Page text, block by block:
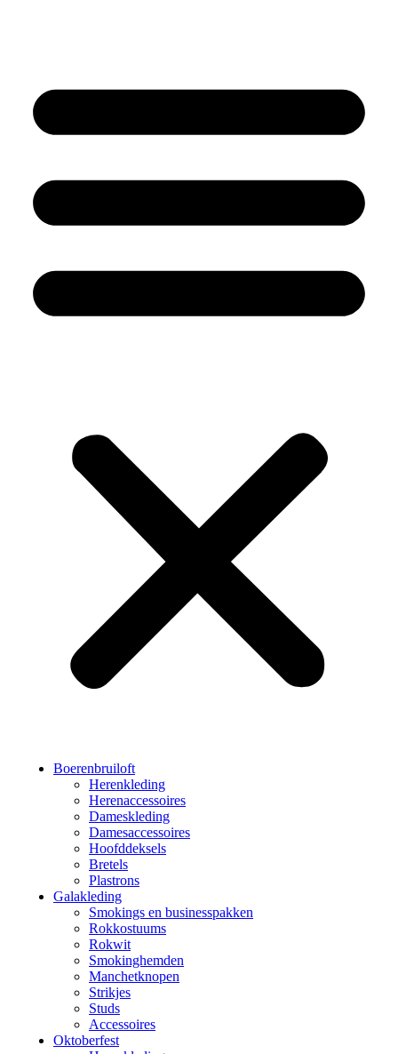
Boerenbruiloft
Herenkleding
Herenaccessoires
Dameskleding
Damesaccessoires
Hoofddeksels
Bretels
Plastrons
Galakleding
Smokings en businesspakken
Rokkostuums
Rokwit
Smokinghemden
Manchetknopen
Strikjes
Studs
Accessoires
Oktoberfest